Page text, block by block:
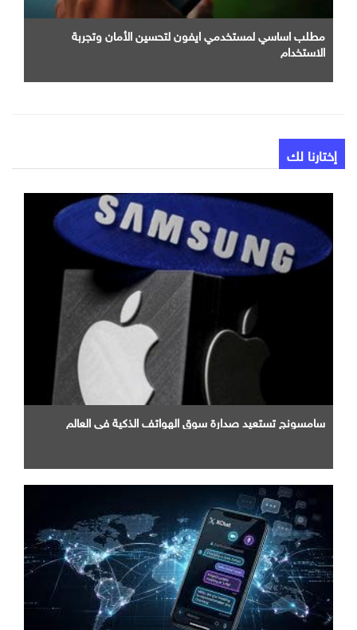
مطلب اساسي لمستخدمي ايفون لتحسين الأمان وتجربة
الاستخدام
إختارنا لك
سامسونج تستعيد صدارة سوق الهواتف الذكية في العالم